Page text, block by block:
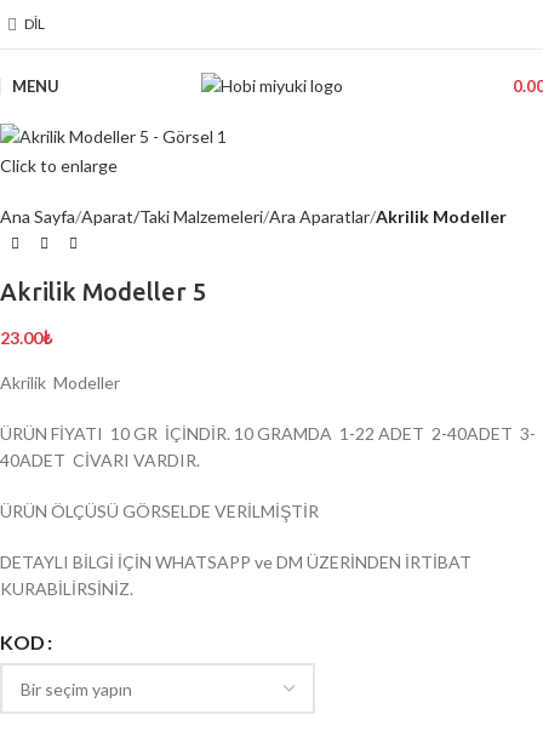
DIL
MENU
Click to enlarge
Ana Sayfa Aparat/Taki Malzemeleri Ara Aparatlar Akrilik Modeller
Akrilik Modeller 5
23.00₺
Akrilik Modeller
ÜRÜN FİYATI 10 GR İÇİNDİR. 10 GRAMDA 1-22 ADET 2-40ADET 3-
40ADET CİVARI VARDIR.
ÜRÜN ÖLÇÜSÜ GÖRSELDE VERİLMİŞTİR
DETAYLI BİLGİ İÇİN WHATSAPP ve DM ÜZERİNDEN İRTİBAT
KURABİLİRSİNİZ.
KOD